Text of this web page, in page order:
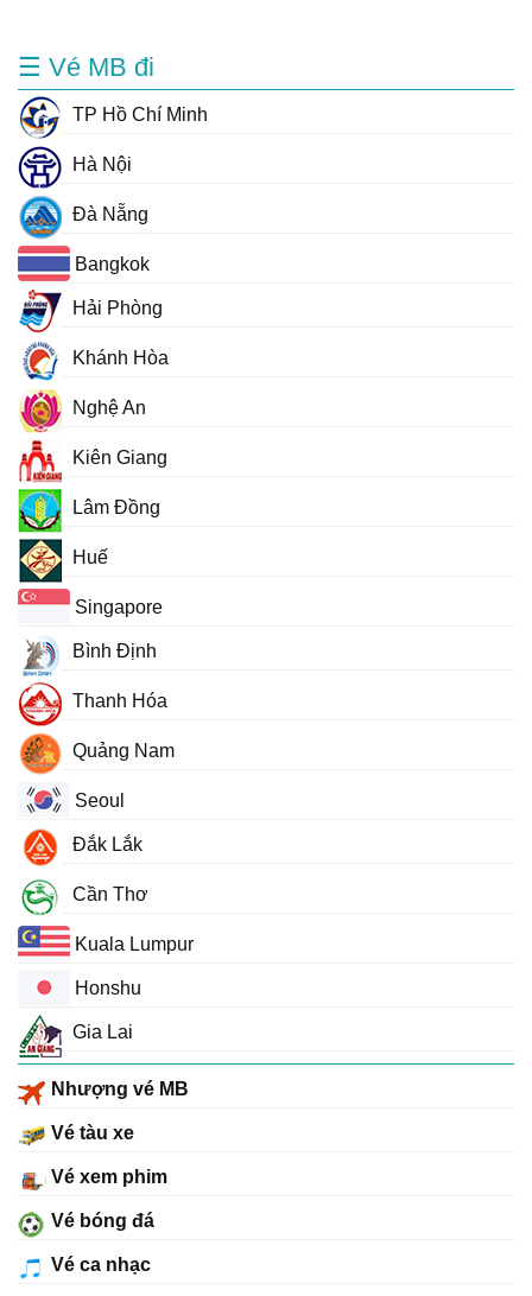
☰ Vé MB đi
TP Hồ Chí Minh
Hà Nội
Đà Nẵng
Bangkok
Hải Phòng
Khánh Hòa
Nghệ An
Kiên Giang
Lâm Đồng
Huế
Singapore
Bình Định
Thanh Hóa
Quảng Nam
Seoul
Đắk Lắk
Cần Thơ
Kuala Lumpur
Honshu
Gia Lai
Nhượng vé MB
Vé tàu xe
Vé xem phim
Vé bóng đá
Vé ca nhạc